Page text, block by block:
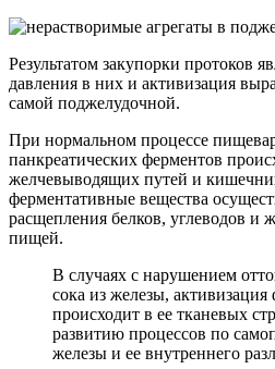
Результатом закупорки протоков
давления в них и активизация
самой поджелудочной.
При нормальном процессе
панкреатических ферментов
желчевыводящих путей и
ферментативные вещества
расщепления белков, углеводов и
пищей.
В случаях с нарушением
сока из железы, активизация
происходит в ее тканевых
развитию процессов по
железы и ее внутреннего